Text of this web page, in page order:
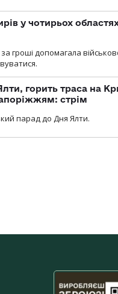
у чотирьох
гроші допомагала
горить траса на
стрім
парад до Дня Ялти.